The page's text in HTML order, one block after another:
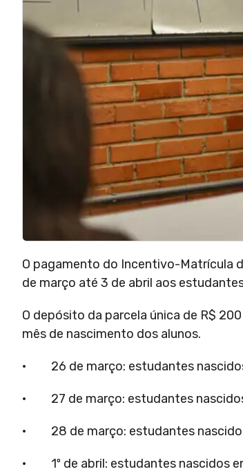
O pagamento do Incentivo-Matrícula
de março até 3 de abril aos
O depósito da parcela única de R$
mês de nascimento dos alunos.
· 26 de março: estudantes
· 27 de março: estudantes
· 28 de março: estudantes
· 1º de abril: estudantes nascidos